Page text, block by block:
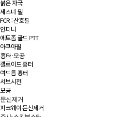
붉은 자국
제스너 필
FCR : 산호필
인피니
에토좀 골드 PTT
아쿠아필
흉터·모공
켈로이드 흉터
여드름 흉터
서브시전
모공
문신제거
피코웨이 문신제거